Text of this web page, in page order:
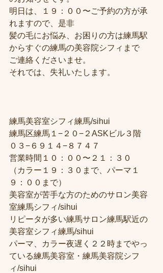
明日は、１９：００〜ご予約の方が承
れますので、是非
髪の毛にお悩み、お困りの方は練馬駅
からすぐの練馬の美容院シフィまで
ご連絡くださいませ。
それでは、失礼いたします。
練馬美容室シフィ練馬/sihui
練馬区練馬１−２０−２ASKビル３階
０３−６９１４−８７４７
営業時間１０：００〜２１：３０
（カラー１９：３０まで、パーマ１
９：００まで）
美容室が苦手な方のためのサロン美容
室練馬シフィ/sihui
リピータが多い練馬サロン練馬駅近の
美容室シフィ練馬/sihui
パーマ、カラー夜遅く２２時までやっ
ている練馬美容室・練馬美容院シフ
ィ/sihui